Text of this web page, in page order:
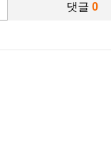
댓글 0